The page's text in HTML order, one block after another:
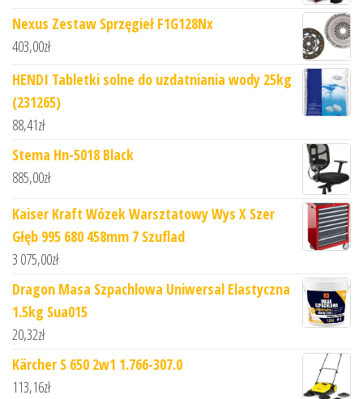
Nexus Zestaw Sprzęgieł F1G128Nx
403,00zł
HENDI Tabletki solne do uzdatniania wody 25kg
(231265)
88,41zł
Stema Hn-5018 Black
885,00zł
Kaiser Kraft Wózek Warsztatowy Wys X Szer
Głęb 995 680 458mm 7 Szuflad
3 075,00zł
Dragon Masa Szpachlowa Uniwersal Elastyczna
1.5kg Sua015
20,32zł
Kärcher S 650 2w1 1.766-307.0
113,16zł